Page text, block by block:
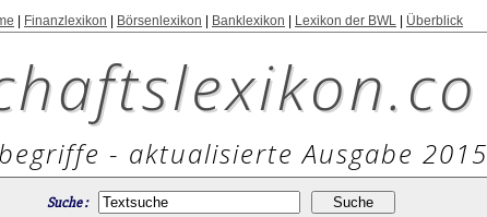
Finanzlexikon Börsenlexikon Banklexikon Lexikon der BWL Überblick
- aktualisierte Ausgabe 2015
Suche :